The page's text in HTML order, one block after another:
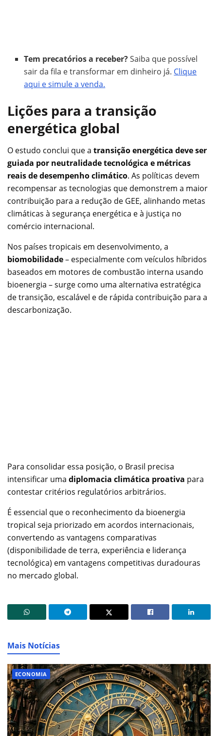
Tem precatórios a receber?Saiba que possível
sair da fila e transformar em dinheiro já. Clique
aqui e simule a venda.
Lições para a transição
energética global
O estudo conclui que a transição energética deve ser
guiada por neutralidade tecnológica e métricas
reais de desempenho climático. As políticas devem
recompensar as tecnologias que demonstrem a maior
contribuição para a redução de GEE, alinhando metas
climáticas à segurança energética e à justiça no
comércio internacional.
Nos países tropicais em desenvolvimento, a
biomobilidade– especialmente com veículos híbridos
baseados em motores de combustão interna usando
bioenergia – surge como uma alternativa estratégica
de transição, escalável e de rápida contribuição para a
descarbonização.
Para consolidar essa posição, o Brasil precisa
intensificar uma diplomacia climática proativa para
contestar critérios regulatórios arbitrários.
É essencial que o reconhecimento da bioenergia
tropical seja priorizado em acordos internacionais,
convertendo as vantagens comparativas
(disponibilidade de terra, experiência e liderança
tecnológica) em vantagens competitivas duradouras
no mercado global.
Mais Notícias
ECONOMIA